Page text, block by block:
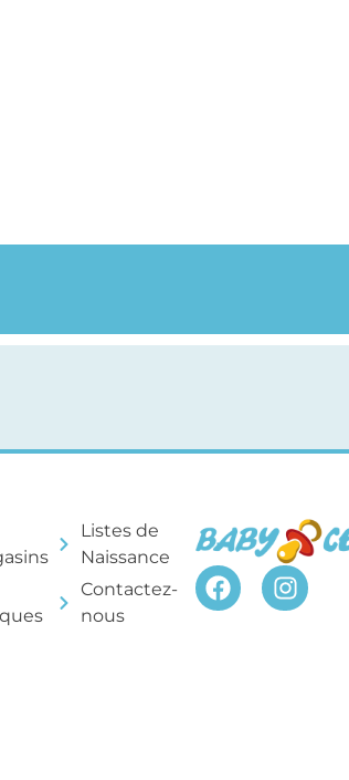
Listes de
Naissance
Contactez-
nous